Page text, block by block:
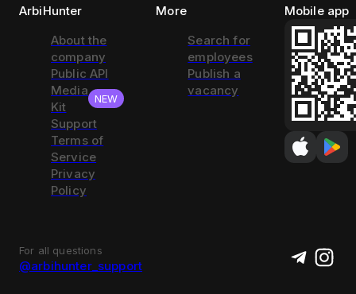
ArbiHunter
About the
company
Public API
Media
Kit
NEW
Support
Terms of
Service
Privacy
Policy
More
Search for
employees
Publish a
vacancy
Mobile app
For all questions
@arbihunter_support